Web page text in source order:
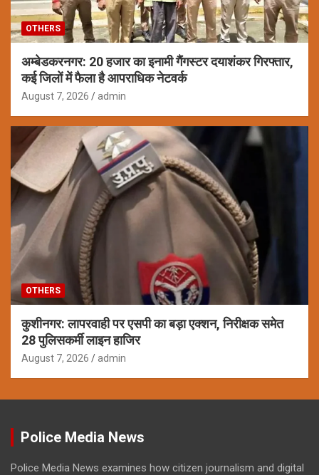
OTHERS
अम्बेडकरनगर: 20 हजार का इनामी गैंगस्टर दयाशंकर गिरफ्तार,
कई जिलों में फैला है आपराधिक नेटवर्क
August 7, 2026 admin
OTHERS
कुशीनगर: लापरवाही पर एसपी का बड़ा एक्शन, निरीक्षक समेत
28 पुलिसकर्मी लाइन हाजिर
August 7, 2026 admin
Police Media News
Police Media News examines how citizen journalism and digital